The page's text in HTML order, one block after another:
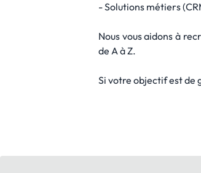
- Solutions métiers
Nous vous aidons à
de A à Z.
Si votre objectif est de